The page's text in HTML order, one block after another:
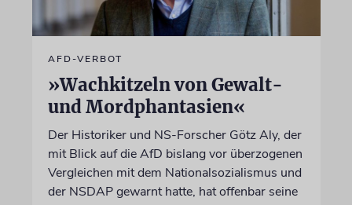
AFD-VERBOT
»Wachkitzeln von Gewalt-
und Mordphantasien«
Der Historiker und NS-Forscher Götz Aly, der
mit Blick auf die AfD bislang vor überzogenen
Vergleichen mit dem Nationalsozialismus und
der NSDAP gewarnt hatte, hat offenbar seine